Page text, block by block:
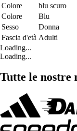
Colore
blu scuro
Colore
Blu
Sesso
Donna
Fascia d'età Adulti
Loading...
Loading...
Tutte le nostre